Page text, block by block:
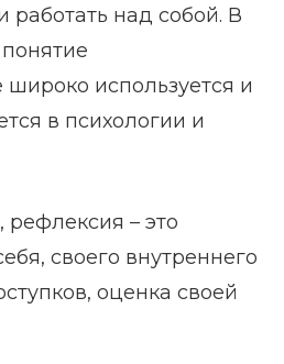
работать над собой. В
используется и
в психологии и
– это
своего внутреннего
оценка своей